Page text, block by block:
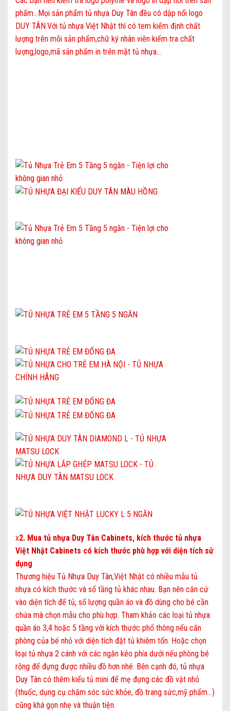
phẩm…Mọi sản phẩm tủ nhựa Duy Tân đều có dập nổi logo
DUY TÂN.Với tủ nhựa Việt Nhật thì có tem kiểm định chất
lượng trên mỗi sản phẩm,chữ ký nhân viên kiểm tra chất
lượng,logo,mã sản phẩm in trên mặt tủ nhựa…
x2. Mua tủ nhựa Duy Tân Cabinets, kích thước tủ nhựa
Việt Nhật Cabinets có kích thước phù hợp với diện tích sử
dụng
Thương hiệu Tủ Nhựa Duy Tân,Việt Nhật có nhiều mẫu tủ
nhựa có kích thước và số tầng tủ khác nhau. Bạn nên căn cứ
vào diện tích để tủ, số lượng quần áo và đồ dùng cho bé cần
chứa mà chọn mẫu cho phù hợp. Tham khảo các loại tủ nhựa
quần áo 3,4 hoặc 5 tầng với kích thước phổ thông nếu căn
phòng của bé nhỏ với diện tích đặt tủ khiêm tốn. Hoặc chọn
loại tủ nhựa 2 cánh với các ngăn kéo phía dưới nếu phòng bé
rộng để đựng được nhiều đồ hơn nhé. Bên cạnh đó, tủ nhựa
Duy Tân có thêm kiểu tủ mini để mẹ đựng các đồ vật nhỏ
(thuốc, dụng cụ chăm sóc sức khỏe, đồ trang sức,mỹ phẩm…)
cũng khá gọn nhẹ và thuận tiện.